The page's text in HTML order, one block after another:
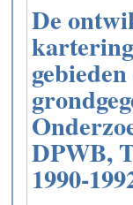
De
DPWB,
1990-